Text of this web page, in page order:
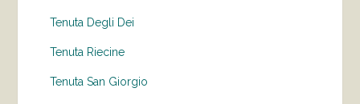
Tenuta Degli Dei
Tenuta Riecine
Tenuta San Giorgio